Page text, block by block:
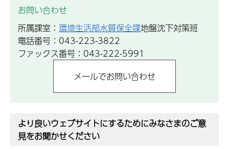
お問い合わせ
所属課室： 環境生活部水質保全課地盤沈下対策班
電話番号：043-223-3822
ファックス番号：043-222-5991
より良いウェブサイトにするためにみなさまのご意
見をお聞かせください